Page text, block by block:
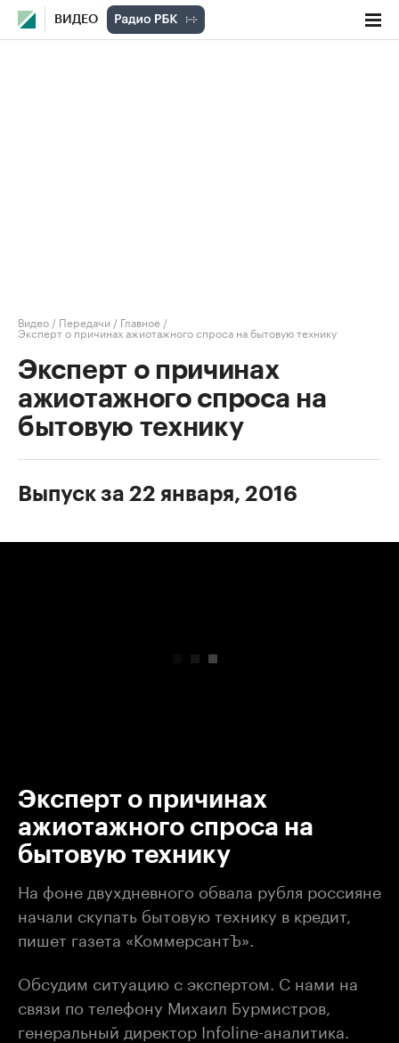
ВИДЕО
Видео / Передачи / Главное /
Эксперт о причинах ажиотажного спроса на бытовую технику
Эксперт о причинах
ажиотажного спроса на
бытовую технику
Выпуск за 22 января, 2016
Эксперт о причинах
ажиотажного спроса на
бытовую технику
На фоне двухдневного обвала рубля россияне
начали скупать бытовую технику в кредит,
пишет газета «КоммерсантЪ».
Обсудим ситуацию с экспертом. С нами на
связи по телефону Михаил Бурмистров,
генеральный директор Infoline-аналитика.